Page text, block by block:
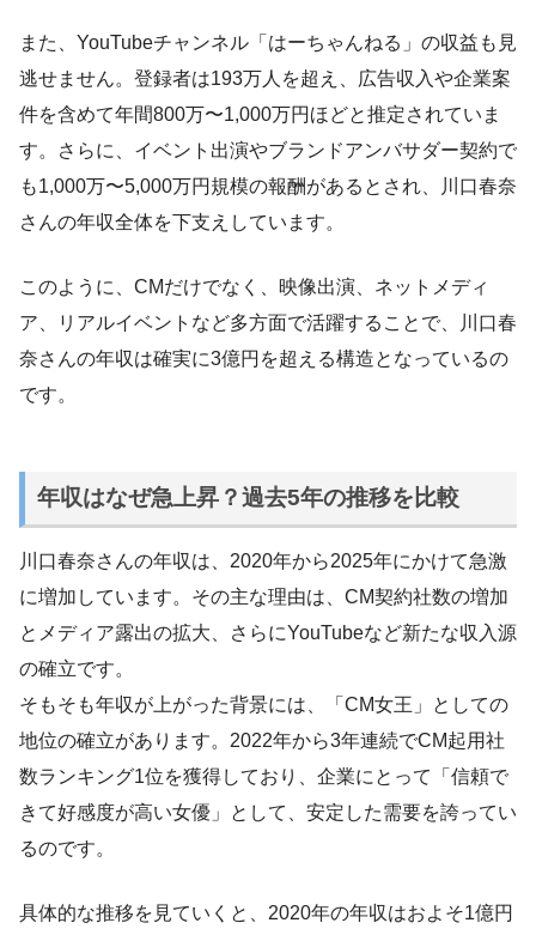
また、YouTubeチャンネル「はーちゃんねる」の収益も見
逃せません。登録者は193万人を超え、広告収入や企業案
件を含めて年間800万〜1,000万円ほどと推定されていま
す。さらに、イベント出演やブランドアンバサダー契約で
も1,000万〜5,000万円規模の報酬があるとされ、川口春奈
さんの年収全体を下支えしています。
このように、CMだけでなく、映像出演、ネットメディ
ア、リアルイベントなど多方面で活躍することで、川口春
奈さんの年収は確実に3億円を超える構造となっているの
です。
年収はなぜ急上昇？過去5年の推移を比較
川口春奈さんの年収は、2020年から2025年にかけて急激
に増加しています。その主な理由は、CM契約社数の増加
とメディア露出の拡大、さらにYouTubeなど新たな収入源
の確立です。
そもそも年収が上がった背景には、「CM女王」としての
地位の確立があります。2022年から3年連続でCM起用社
数ランキング1位を獲得しており、企業にとって「信頼で
きて好感度が高い女優」として、安定した需要を誇ってい
るのです。
具体的な推移を見ていくと、2020年の年収はおよそ1億円